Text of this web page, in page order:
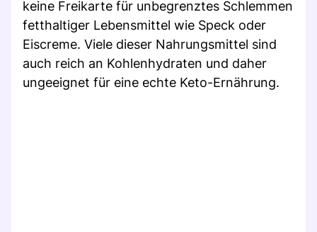
keine Freikarte für unbegrenztes Schlemmen
fetthaltiger Lebensmittel wie Speck oder
Eiscreme. Viele dieser Nahrungsmittel sind
auch reich an Kohlenhydraten und daher
ungeeignet für eine echte Keto-Ernährung.